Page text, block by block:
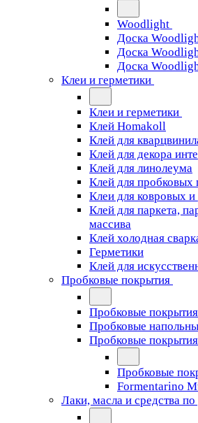
Woodlight
Доска
Доска
Доска
Клеи и герметики
Клеи и герметики
Клей Homakoll
Клей для
Клей для декора
Клей для линолеума
Клей для пробковых
Клеи для ковровых
Клей для паркета,
массива
Клей холодная
Герметики
Клей для
Пробковые покрытия
Пробковые покрытия
Пробковые
Пробковые
Пробковые
Formentarino
Лаки, масла и средства